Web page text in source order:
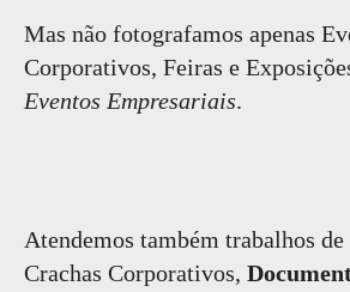
Mas não fotografamos apenas
Corporativos, Feiras e
Eventos Empresariais.
Atendemos também trabalhos
Crachas Corporativos,